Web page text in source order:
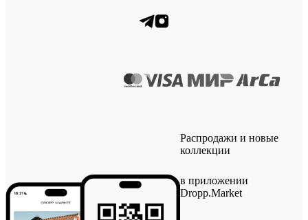
Распродажи и новые
коллекции
в приложении
Dropp.Market